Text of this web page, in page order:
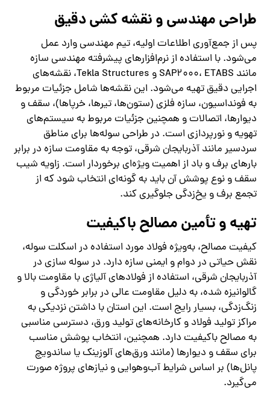
طراحی مهندسی و نقشه ‌کشی دقیق
پس از جمع‌آوری اطلاعات اولیه، تیم مهندسی وارد عمل
می‌شود. با استفاده از نرم‌افزارهای پیشرفته مهندسی سازه
مانند SAP2000، ETABS و Tekla Structures، نقشه‌های
اجرایی دقیق تهیه می‌شود. این نقشه‌ها شامل جزئیات مربوط
به فونداسیون، سازه فلزی (ستون‌ها، تیرها، خرپاها)، سقف و
دیوارها، اتصالات و همچنین جزئیات مربوط به سیستم‌های
تهویه و نورپردازی است. در طراحی سوله‌ها برای مناطق
سردسیر مانند آذربایجان شرقی، توجه به مقاومت سازه در برابر
بارهای برف و باد از اهمیت ویژه‌ای برخوردار است. زاویه شیب
سقف و نوع پوشش آن باید به گونه‌ای انتخاب شود که از
تجمع برف و یخ‌زدگی جلوگیری کند.
تهیه و تأمین مصالح باکیفیت
کیفیت مصالح، به‌ویژه فولاد مورد استفاده در اسکلت سوله،
نقش حیاتی در دوام و ایمنی سازه دارد. در سوله‌ سازی در
آذربایجان شرقی، استفاده از فولادهای آلیاژی با مقاومت بالا و
گالوانیزه شده، به دلیل مقاومت عالی در برابر خوردگی و
زنگ‌زدگی، بسیار رایج است. این استان با داشتن نزدیکی به
مراکز تولید فولاد و کارخانه‌های تولید ورق، دسترسی مناسبی
به مصالح باکیفیت دارد. همچنین، انتخاب پوشش مناسب
برای سقف و دیوارها (مانند ورق‌های آلوزینک یا ساندویچ
پانل‌ها) بر اساس شرایط آب‌وهوایی و نیازهای پروژه صورت
می‌گیرد.